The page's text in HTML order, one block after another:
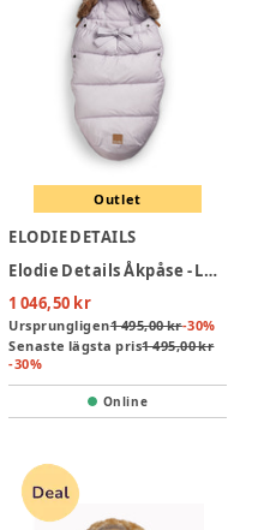
Outlet
ELODIE DETAILS
Elodie Details Åkpåse - Lavender Love
1 046,50 kr
Ursprungligen1 495,00 kr-30%
Senaste lägsta pris1 495,00 kr
-30%
Online